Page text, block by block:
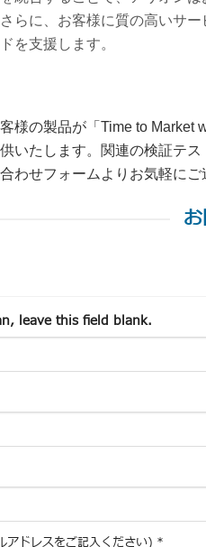
らに、お客様に質の高いサ
を支援します。
様の製品が「Time to Market
いたします。関連の検証テ
わせフォームよりお気軽に
leave this field blank.
アドレスをご記入ください) *